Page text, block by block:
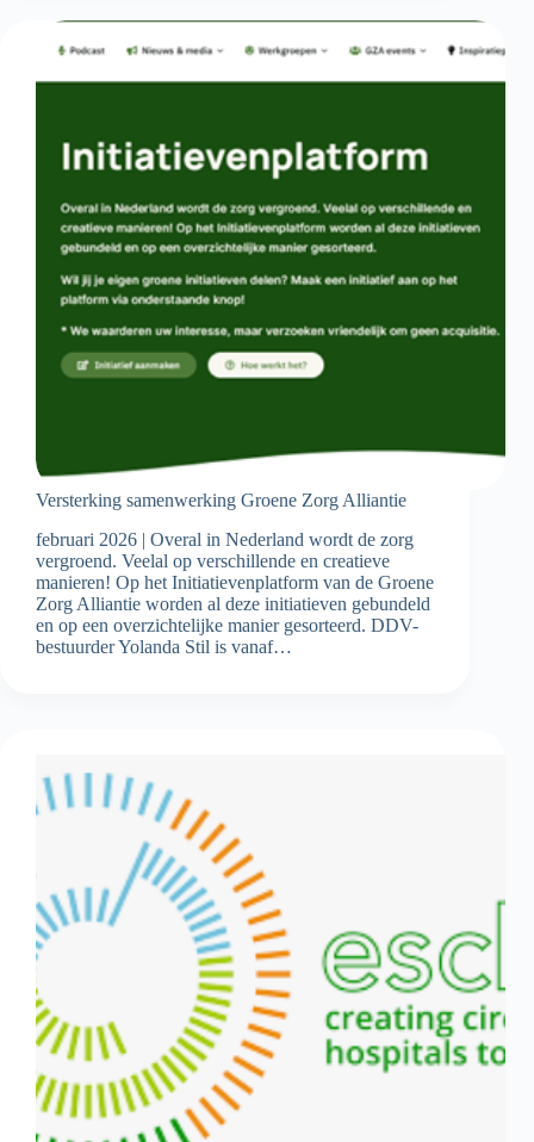
Versterking samenwerking Groene Zorg Alliantie
februari 2026 | Overal in Nederland wordt de zorg
vergroend. Veelal op verschillende en creatieve
manieren! Op het Initiatievenplatform van de Groene
Zorg Alliantie worden al deze initiatieven gebundeld
en op een overzichtelijke manier gesorteerd. DDV-
bestuurder Yolanda Stil is vanaf…